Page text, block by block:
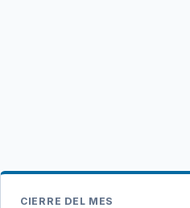
CIERRE DEL MES